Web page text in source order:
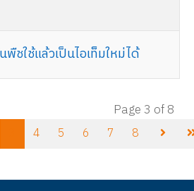
ชใช้แล้วเป็นไอเท็มใหม่ได้
Page 3 of 8
4 5 6 7 8